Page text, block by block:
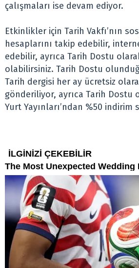
çalışmaları ise devam ediyor.
Etkinlikler için Tarih Vakfı’nın
hesaplarını takip edebilir,
edebilir, ayrıca Tarih Dostu
olabilirsiniz. Tarih Dostu
Tarih dergisi her ay ücretsiz
gönderiliyor, ayrıca Tarih Dostu
Yurt Yayınları’ndan %50 indirim